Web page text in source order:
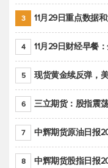
3 11月29日重点数据
4 11月29日财经早餐：金价从
5 现货黄金续反弹，
6 三立期货：股指震荡上
7 中辉期货原油日报
8 中辉期货股指日报